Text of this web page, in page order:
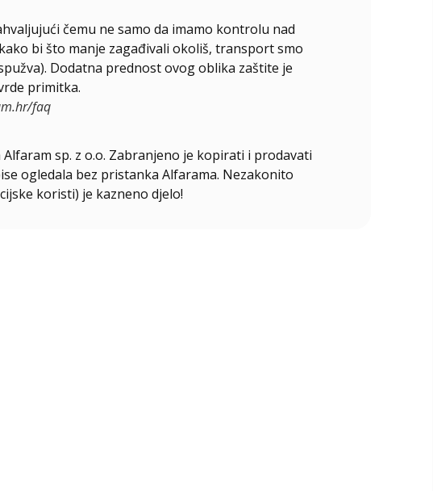
čemu ne samo da imamo kontrolu nad
bi što manje zagađivali okoliš, transport smo
Dodatna prednost ovog oblika zaštite je
primitka.
faq
sp. z o.o. Zabranjeno je kopirati i prodavati
ogledala bez pristanka Alfarama. Nezakonito
koristi) je kazneno djelo!